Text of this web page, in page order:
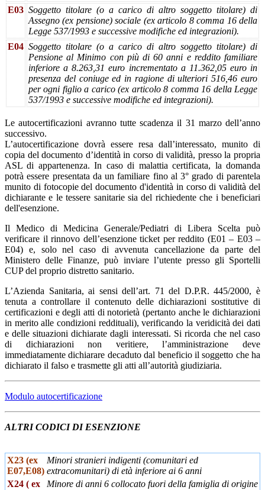
E03 Soggetto titolare (o a carico di altro soggetto titolare) di
Assegno (ex pensione) sociale (ex articolo 8 comma 16 della
Legge 537/1993 e successive modifiche ed integrazioni).
E04 Soggetto titolare (o a carico di altro soggetto titolare) di
Pensione al Minimo con più di 60 anni e reddito familiare
inferiore a 8.263,31 euro incrementato a 11.362,05 euro in
presenza del coniuge ed in ragione di ulteriori 516,46 euro
per ogni figlio a carico (ex articolo 8 comma 16 della Legge
537/1993 e successive modifiche ed integrazioni).
Le autocertificazioni avranno tutte scadenza il 31 marzo dell’anno
successivo.
L’autocertificazione dovrà essere resa dall’interessato, munito di
copia del documento d’identità in corso di validità, presso la propria
ASL di appartenenza. In caso di malattia certificata, la domanda
potrà essere presentata da un familiare fino al 3° grado di parentela
munito di fotocopie del documento d'identità in corso di validità del
dichiarante e le tessere sanitarie sia del richiedente che i beneficiari
dell'esenzione.
Il Medico di Medicina Generale/Pediatri di Libera Scelta può
verificare il rinnovo dell’esenzione ticket per reddito (E01 – E03 –
E04) e, solo nel caso di avvenuta cancellazione da parte del
Ministero delle Finanze, può inviare l’utente presso gli Sportelli
CUP del proprio distretto sanitario.
L’Azienda Sanitaria, ai sensi dell’art. 71 del D.P.R. 445/2000, è
tenuta a controllare il contenuto delle dichiarazioni sostitutive di
certificazioni e degli atti di notorietà (pertanto anche le dichiarazioni
in merito alle condizioni reddituali), verificando la veridicità dei dati
e delle situazioni dichiarate dagli interessati. Si ricorda che nel caso
di dichiarazioni non veritiere, l’amministrazione deve
immediatamente dichiarare decaduto dal beneficio il soggetto che ha
dichiarato il falso e trasmette gli atti all’autorità giudiziaria.
Modulo autocertificazione
ALTRI CODICI DI ESENZIONE
X23 (ex
E07,E08)
Minori stranieri indigenti (comunitari ed
extracomunitari) di età inferiore ai 6 anni
X24 ( ex
Minore di anni 6 collocato fuori della famiglia di origine